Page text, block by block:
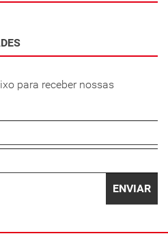
para receber nossas